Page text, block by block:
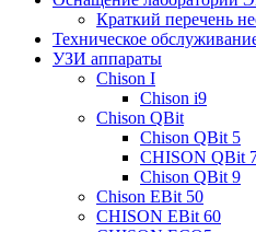
Краткий перечень
Техническое
УЗИ аппараты
Chison I
Chison i9
Chison QBit
Chison QBit 5
CHISON QBit
Chison QBit 9
Chison EBit 50
CHISON EBit 60